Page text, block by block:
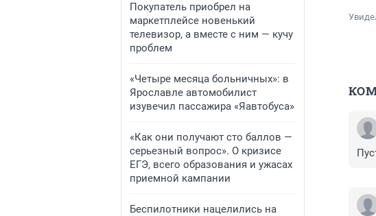
Покупатель приобрел на
маркетплейсе новенький
телевизор, а вместе с ним — кучу
проблем
«Четыре месяца больничных»: в
Ярославле автомобилист
изувечил пассажира «Яавтобуса»
«Как они получают сто баллов —
серьезный вопрос». О кризисе
ЕГЭ, всего образования и ужасах
приемной кампании
Беспилотники нацелились на